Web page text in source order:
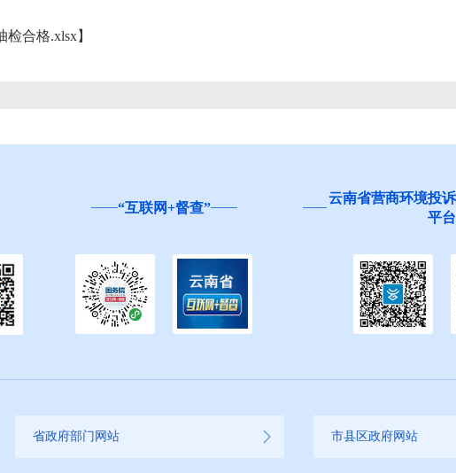
检合格.xlsx】
“互联网+督查”
云南省营商环境投
平台
省政府部门网站 市县区政府网站